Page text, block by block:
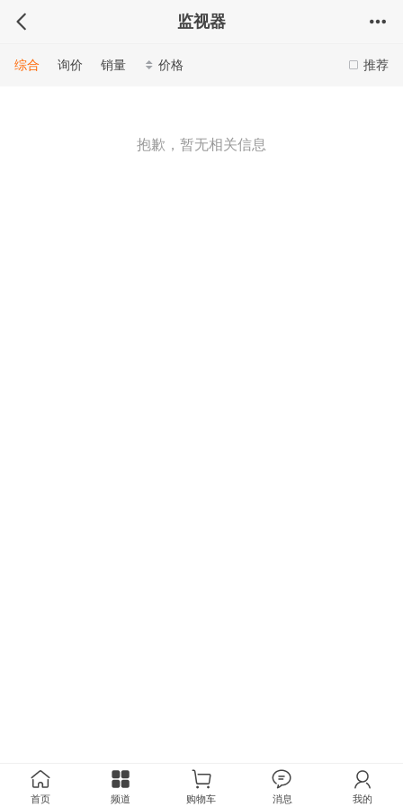
监视器
推荐
综合 询价 销量 价格
抱歉，暂无相关信息
首页 频道 购物车 消息 我的